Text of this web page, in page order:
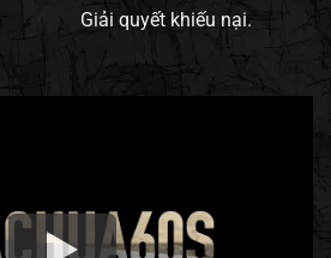
Giải quyết khiếu nại.